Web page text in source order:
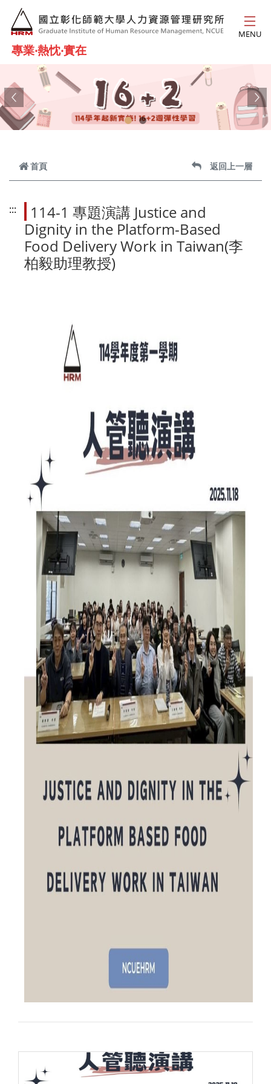
跳到主要內容
專業‧熱忱‧實在
MENU
Previous
首頁 返回上一層
:::
114-1 專題演講 Justice and
Dignity in the Platform-Based
Food Delivery Work in Taiwan(李
柏毅助理教授)